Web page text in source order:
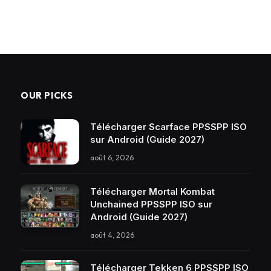
OUR PICKS
Télécharger Scarface PPSSPP ISO
sur Android (Guide 2027)
août 6, 2026
Télécharger Mortal Kombat
Unchained PPSSPP ISO sur
Android (Guide 2027)
août 4, 2026
Télécharger Tekken 6 PPSSPP ISO